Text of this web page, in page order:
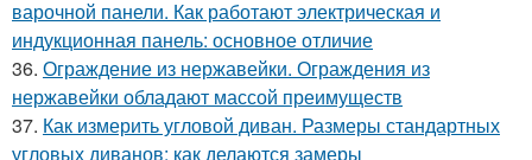
варочной панели. Как работают электрическая и
индукционная панель: основное отличие
36. Ограждение из нержавейки. Ограждения из
нержавейки обладают массой преимуществ
37. Как измерить угловой диван. Размеры стандартных
угловых диванов: как делаются замеры